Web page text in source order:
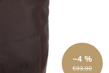
€93,90
–4 %